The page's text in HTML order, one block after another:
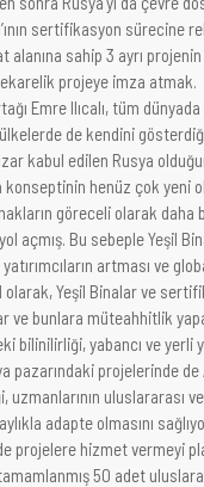
sertifikasyon sürecine
sahip 3 ayrı projenin
projeye imza atmak.
Emre Ilıcalı, tüm
ülkelerde de kendini
kabul edilen Rusya
konseptinin henüz çok yeni
göreceli olarak daha
açmış. Bu sebeple Yeşil
artması ve
Yeşil Binalar ve
ve bunlara müteahhitlik
bilinilirliği, yabancı ve yerli
pazarındaki projelerinde
uzmanlarının uluslararası
adapte olmasını
projelere hizmet vermeyi
50 adet